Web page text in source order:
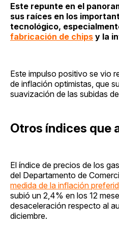
Este repunte en el
sus raíces en los
tecnológico,
fabricación de chips y la
Este impulso positivo se vio
de inflación optimistas, que
suavización de las subidas
Otros índices que
El índice de precios de los
del Departamento de
medida de la inflación
subió un 2,4% en los 12
desaceleración respecto al
diciembre.